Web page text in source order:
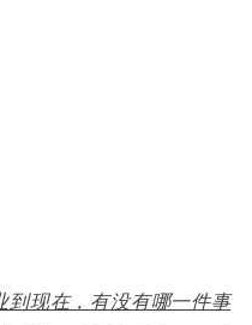
到现在，有没有哪一件事